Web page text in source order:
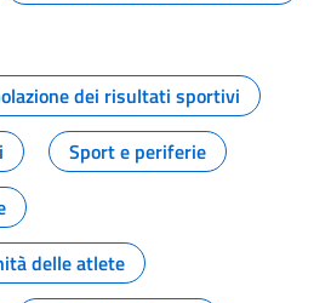
dei risultati sportivi
Sport e periferie
delle atlete